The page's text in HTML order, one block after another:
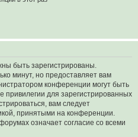
быть зарегистрированы.
минут, но предоставляет вам
конференции могут быть
привилегии для зарегистрированных
вам следует
принятыми на конференции.
означает согласие со всеми